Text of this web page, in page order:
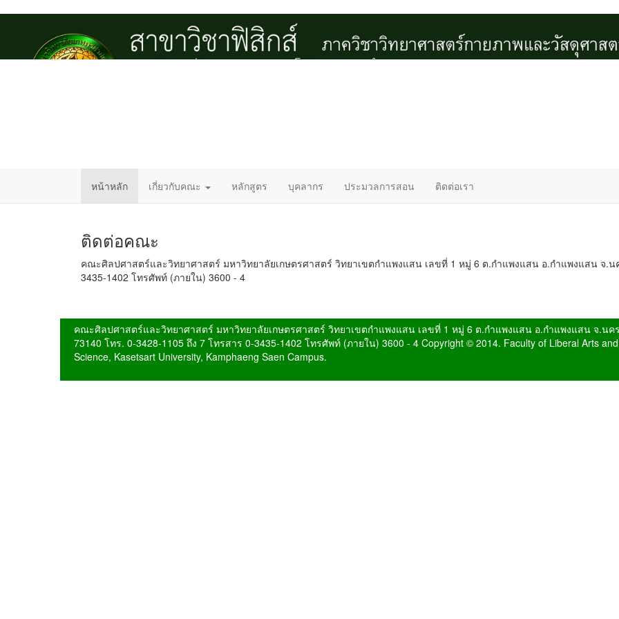
หน้าหลัก เกี่ยวกับคณะ หลักสูตร บุคลากร ประมวลการสอน ติดต่อเรา
ติดต่อคณะ
คณะศิลปศาสตร์และวิทยาศาสตร์ มหาวิทยาลัยเกษตรศาสตร์ วิทยาเขตกำแพงแสน เลขที่ 1 หมู่ 6 ต.กำแพงแสน อ.กำแพงแสน จ.น
3435-1402 โทรศัพท์ (ภายใน) 3600 - 4
คณะศิลปศาสตร์และวิทยาศาสตร์ มหาวิทยาลัยเกษตรศาสตร์ วิทยาเขตกำแพงแสน เลขที่ 1 หมู่ 6 ต.กำแพงแสน อ.กำแพงแสน จ.นค
73140 โทร. 0-3428-1105 ถึง 7 โทรสาร 0-3435-1402 โทรศัพท์ (ภายใน) 3600 - 4 Copyright © 2014. Faculty of Liberal Arts and
Science, Kasetsart University, Kamphaeng Saen Campus.